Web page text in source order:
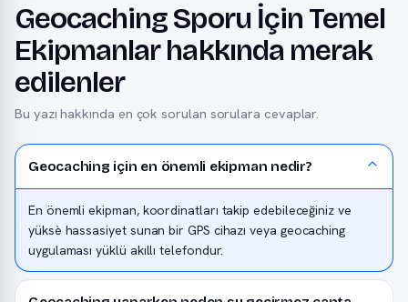
Geocaching Sporu İçin Temel
Ekipmanlar hakkında merak
edilenler
Bu yazı hakkında en çok sorulan sorulara cevaplar.
Geocaching için en önemli ekipman nedir?
En önemli ekipman, koordinatları takip edebileceğiniz ve
yüksè hassasiyet sunan bir GPS cihazı veya geocaching
uygulaması yüklü akıllı telefondur.